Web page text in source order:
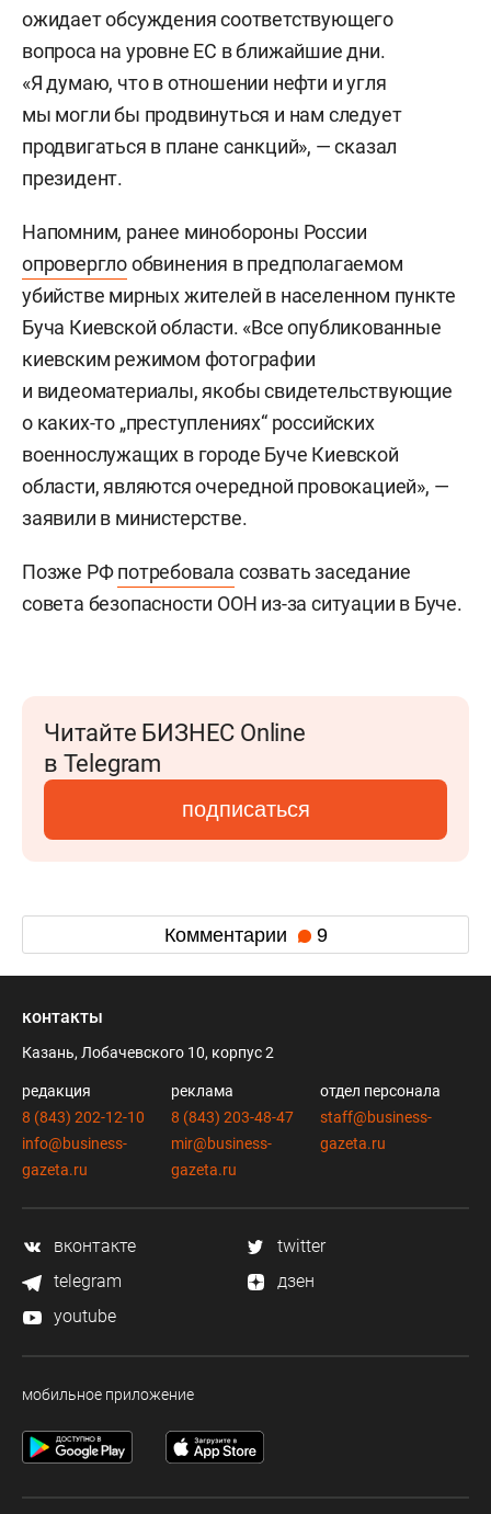
ожидает обсуждения соответствующего
вопроса на уровне ЕС в ближайшие дни.
«Я думаю, что в отношении нефти и угля
мы могли бы продвинуться и нам следует
продвигаться в плане санкций», — сказал
президент.
Напомним, ранее минобороны России
опроверглообвинения в предполагаемом
убийстве мирных жителей в населенном пункте
Буча Киевской области. «Все опубликованные
киевским режимом фотографии
и видеоматериалы, якобы свидетельствующие
о каких-то „преступлениях“ российских
военнослужащих в городе Буче Киевской
области, являются очередной провокацией», —
заявили в министерстве.
Позже РФпотребовала созвать заседание
совета безопасности ООН из-за ситуации в Буче.
Читайте БИЗНЕС Online
в Telegram
подписаться
Комментарии 9
контакты
Казань, Лобачевского 10, корпус 2
редакция
8 (843) 202-12-10
info@business-
gazeta.ru
реклама
8 (843) 203-48-47
mir@business-
gazeta.ru
отдел персонала
staff@business-
gazeta.ru
вконтакте
twitter
telegram
дзен
youtube
мобильное приложение